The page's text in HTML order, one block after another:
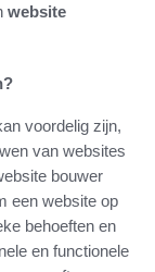
website
voordelig zijn,
van websites
bouwer
een website op
behoeften en
en functionele